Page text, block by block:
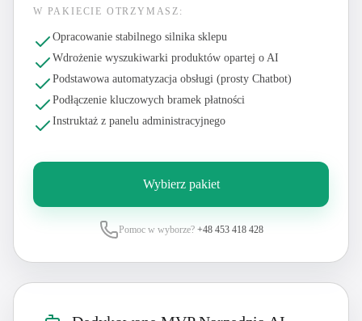
W PAKIECIE OTRZYMASZ:
Opracowanie stabilnego silnika sklepu
Wdrożenie wyszukiwarki produktów opartej o AI
Podstawowa automatyzacja obsługi (prosty Chatbot)
Podłączenie kluczowych bramek płatności
Instruktaż z panelu administracyjnego
Wybierz pakiet
Pomoc w wyborze? +48 453 418 428